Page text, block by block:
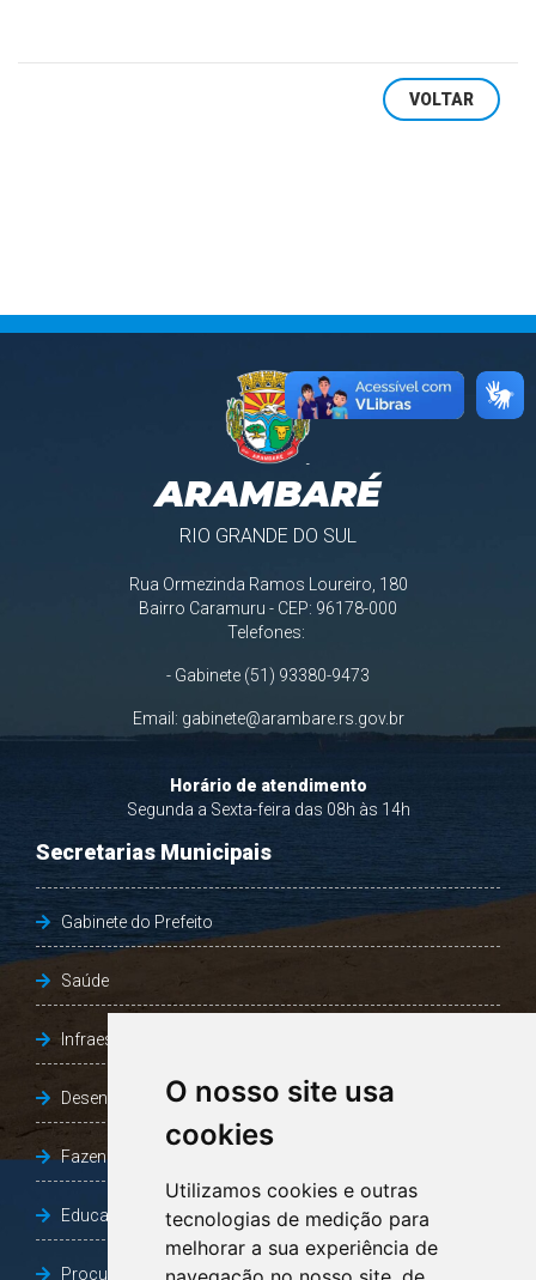
O nosso site usa
cookies
Utilizamos cookies e outras
tecnologias de medição para
melhorar a sua experiência de
VOLTAR
ARAMBARÉ
RIO GRANDE DO SUL
Rua Ormezinda Ramos Loureiro, 180
Bairro Caramuru - CEP: 96178-000
Telefones:
- Gabinete (51) 93380-9473
Email: gabinete@arambare.rs.gov.br
Horário de atendimento
Segunda a Sexta-feira das 08h às 14h
Secretarias Municipais
Gabinete do Prefeito
Saúde
Infraestrutura, Agricultura e Meio Ambiente
Desenvolvimento Social
Fazenda e Desenvolvimento Econômico
Educação
Procuradoria Geral do Município